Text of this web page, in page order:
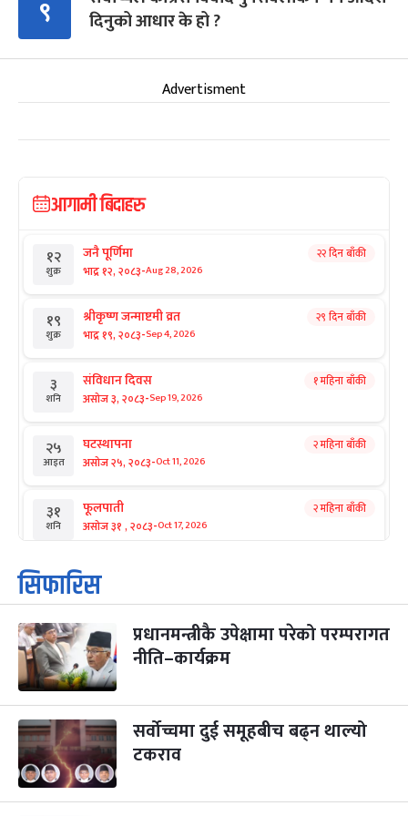
९
दिनुको आधार के हो ?
Advertisment
आगामी बिदाहरु
१२
शुक्र
जनै पूर्णिमा
भाद्र १२, २०८३-Aug 28, 2026
२२ दिन बाँकी
१९
शुक्र
श्रीकृष्ण जन्माष्टमी व्रत
भाद्र १९, २०८३-Sep 4, 2026
२९ दिन बाँकी
३
शनि
संविधान दिवस
असोज ३, २०८३-Sep 19, 2026
१ महिना बाँकी
२५
आइत
घटस्थापना
असोज २५, २०८३-Oct 11, 2026
२ महिना बाँकी
३१
शनि
फूलपाती
असोज ३१ , २०८३-Oct 17, 2026
२ महिना बाँकी
१
आइत
कार्तिक सङ्क्रान्ति
कार्तिक १, २०८३
३
मंगल
महानवमी
कार्तिक ३, २०८३-Oct 20, 2026
२ महिना बाँकी
४
बुध कार्तिक ४, २०८३ -Oct 21, 2026
५
बिहि
पापा‌ङ्कुशा एकादशी व्रत
कार्तिक ५, २०८३
सिफारिस
प्रधानमन्त्रीकै उपेक्षामा परेको परम्परागत
नीति–कार्यक्रम
सर्वोच्चमा दुई समूहबीच बढ्न थाल्यो
टकराव